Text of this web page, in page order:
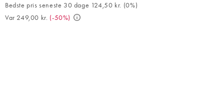
Bedste pris seneste 30 dage 124,50 kr. (0%)
Var 249,00 kr. (-50%)